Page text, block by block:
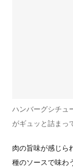
ハンバーグシチュ
がギュッと詰まっ
肉の旨味が感じら
種のソースで味わ